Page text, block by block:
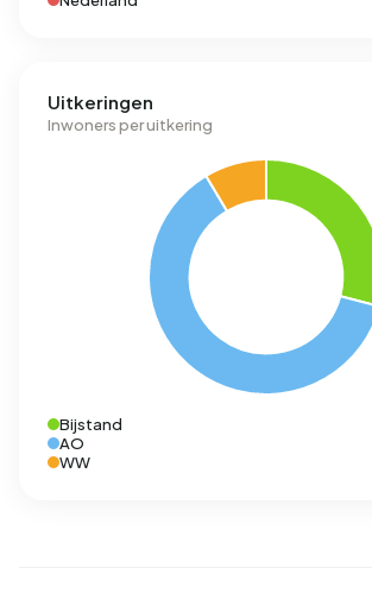
Uitkeringen
Inwoners per uitkering
Bijstand
AO
WW